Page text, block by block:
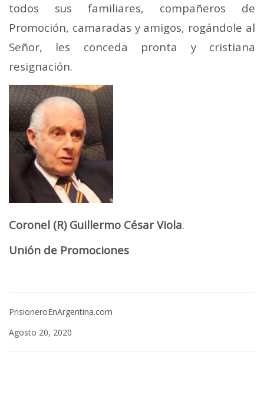
todos sus familiares, compañeros de
Promoción, camaradas y amigos, rogándole al
Señor, les conceda pronta y cristiana
resignación.
Coronel (R) Guillermo César Viola.
Unión de Promociones
PrisioneroEnArgentina.com
Agosto 20, 2020